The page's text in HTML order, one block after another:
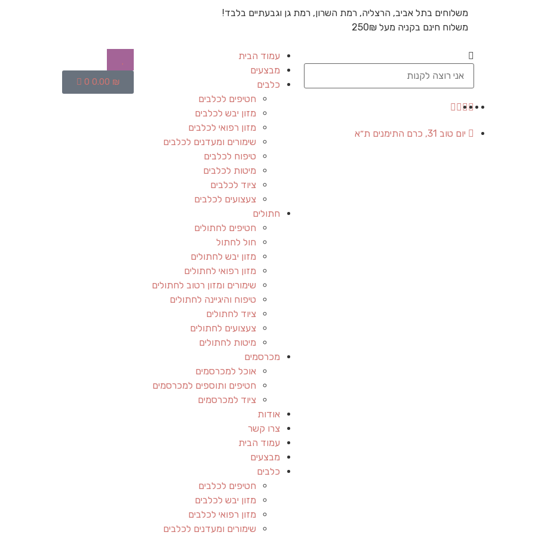
משלוחים בתל אביב, הרצליה, רמת השרון, רמת גן וגבעתיים בלבד!
משלוח חינם בקניה מעל 250₪
יום טוב 31, כרם התימנים ת״א
עמוד הבית
מבצעים
כלבים
חטיפים לכלבים
מזון יבש לכלבים
מזון רפואי לכלבים
שימורים ומעדנים לכלבים
טיפוח לכלבים
מיטות לכלבים
ציוד לכלבים
צעצועים לכלבים
חתולים
חטיפים לחתולים
חול לחתול
מזון יבש לחתולים
מזון רפואי לחתולים
שימורים ומזון רטוב לחתולים
טיפוח והיגיינה לחתולים
ציוד לחתולים
צעצועים לחתולים
מיטות לחתולים
מכרסמים
אוכל למכרסמים
חטיפים ותוספים למכרסמים
ציוד למכרסמים
אודות
צרו קשר
עמוד הבית
מבצעים
כלבים
חטיפים לכלבים
מזון יבש לכלבים
מזון רפואי לכלבים
שימורים ומעדנים לכלבים
0.00 ₪
0